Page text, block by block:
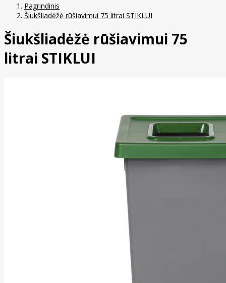
Pagrindinis
Šiukšliadėžė rūšiavimui 75 litrai STIKLUI
Šiukšliadėžė rūšiavimui 75
litrai STIKLUI